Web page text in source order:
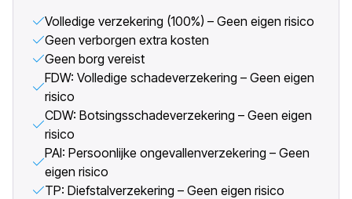
Volledige verzekering (100%) – Geen eigen risico
Geen verborgen extra kosten
Geen borg vereist
FDW: Volledige schadeverzekering – Geen eigen
risico
CDW: Botsingsschadeverzekering – Geen eigen
risico
PAI: Persoonlijke ongevallenverzekering – Geen
eigen risico
TP: Diefstalverzekering – Geen eigen risico